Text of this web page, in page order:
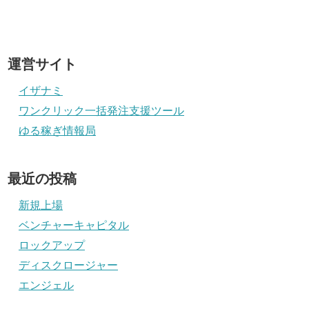
運営サイト
イザナミ
ワンクリック一括発注支援ツール
ゆる稼ぎ情報局
最近の投稿
新規上場
ベンチャーキャピタル
ロックアップ
ディスクロージャー
エンジェル